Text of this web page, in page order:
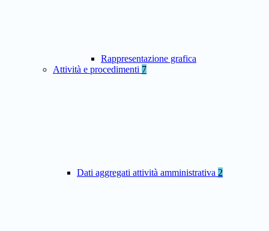
Rappresentazione grafica
Attività e procedimenti 7
Dati aggregati attività amministrativa 2